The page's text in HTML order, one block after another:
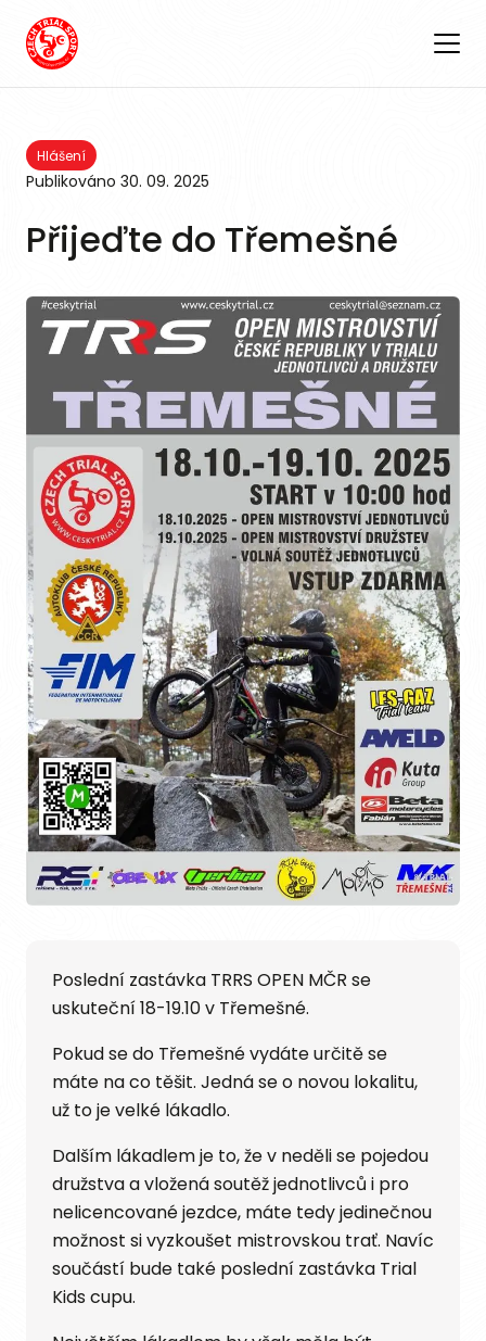
Hlášení
Publikováno 30. 09. 2025
Přijeďte do Třemešné
Poslední zastávka TRRS OPEN MČR se
uskuteční 18-19.10 v Třemešné.
Pokud se do Třemešné vydáte určitě se
máte na co těšit. Jedná se o novou lokalitu,
už to je velké lákadlo.
Dalším lákadlem je to, že v neděli se pojedou
družstva a vložená soutěž jednotlivců i pro
nelicencované jezdce, máte tedy jedinečnou
možnost si vyzkoušet mistrovskou trať. Navíc
součástí bude také poslední zastávka Trial
Kids cupu.